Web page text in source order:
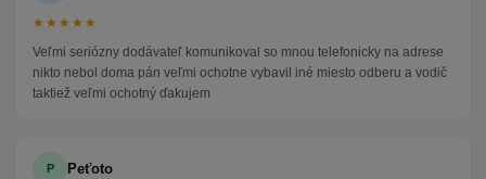
★★★★★
Veľmi seriózny dodávateľ komunikoval so mnou telefonicky na adrese
nikto nebol doma pán veľmi ochotne vybavil iné miesto odberu a vodič
taktiež veľmi ochotný ďakujem
P Peťoto